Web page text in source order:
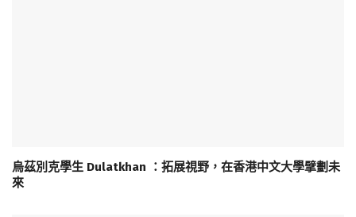
烏茲別克學生 Dulatkhan ：拓展視野，在香港中文大學擘劃未
來